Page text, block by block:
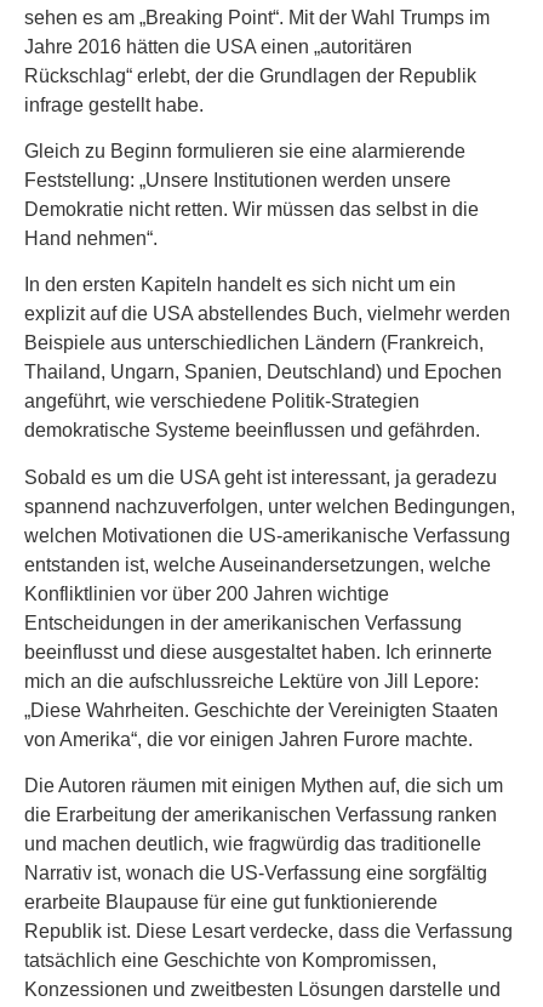
sehen es am „Breaking Point“. Mit der Wahl Trumps im
Jahre 2016 hätten die USA einen „autoritären
Rückschlag“ erlebt, der die Grundlagen der Republik
infrage gestellt habe.
Gleich zu Beginn formulieren sie eine alarmierende
Feststellung: „Unsere Institutionen werden unsere
Demokratie nicht retten. Wir müssen das selbst in die
Hand nehmen“.
In den ersten Kapiteln handelt es sich nicht um ein
explizit auf die USA abstellendes Buch, vielmehr werden
Beispiele aus unterschiedlichen Ländern (Frankreich,
Thailand, Ungarn, Spanien, Deutschland) und Epochen
angeführt, wie verschiedene Politik-Strategien
demokratische Systeme beeinflussen und gefährden.
Sobald es um die USA geht ist interessant, ja geradezu
spannend nachzuverfolgen, unter welchen Bedingungen,
welchen Motivationen die US-amerikanische Verfassung
entstanden ist, welche Auseinandersetzungen, welche
Konfliktlinien vor über 200 Jahren wichtige
Entscheidungen in der amerikanischen Verfassung
beeinflusst und diese ausgestaltet haben. Ich erinnerte
mich an die aufschlussreiche Lektüre von Jill Lepore:
„Diese Wahrheiten. Geschichte der Vereinigten Staaten
von Amerika“, die vor einigen Jahren Furore machte.
Die Autoren räumen mit einigen Mythen auf, die sich um
die Erarbeitung der amerikanischen Verfassung ranken
und machen deutlich, wie fragwürdig das traditionelle
Narrativ ist, wonach die US-Verfassung eine sorgfältig
erarbeite Blaupause für eine gut funktionierende
Republik ist. Diese Lesart verdecke, dass die Verfassung
tatsächlich eine Geschichte von Kompromissen,
Konzessionen und zweitbesten Lösungen darstelle und